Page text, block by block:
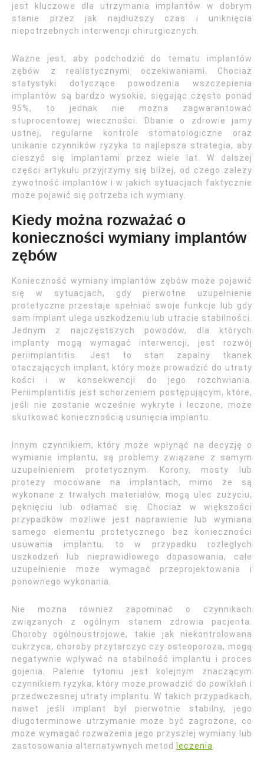
jest kluczowe dla utrzymania implantów w dobrym
stanie przez jak najdłuższy czas i uniknięcia
niepotrzebnych interwencji chirurgicznych.
Ważne jest, aby podchodzić do tematu implantów
zębów z realistycznymi oczekiwaniami. Chociaż
statystyki dotyczące powodzenia wszczepienia
implantów są bardzo wysokie, sięgając często ponad
95%, to jednak nie można zagwarantować
stuprocentowej wieczności. Dbanie o zdrowie jamy
ustnej, regularne kontrole stomatologiczne oraz
unikanie czynników ryzyka to najlepsza strategia, aby
cieszyć się implantami przez wiele lat. W dalszej
części artykułu przyjrzymy się bliżej, od czego zależy
żywotność implantów i w jakich sytuacjach faktycznie
może pojawić się potrzeba ich wymiany.
Kiedy można rozważać o
konieczności wymiany implantów
zębów
Konieczność wymiany implantów zębów może pojawić
się w sytuacjach, gdy pierwotne uzupełnienie
protetyczne przestaje spełniać swoje funkcje lub gdy
sam implant ulega uszkodzeniu lub utracie stabilności.
Jednym z najczęstszych powodów, dla których
implanty mogą wymagać interwencji, jest rozwój
periimplantitis. Jest to stan zapalny tkanek
otaczających implant, który może prowadzić do utraty
kości i w konsekwencji do jego rozchwiania.
Periimplantitis jest schorzeniem postępującym, które,
jeśli nie zostanie wcześnie wykryte i leczone, może
skutkować koniecznością usunięcia implantu.
Innym czynnikiem, który może wpłynąć na decyzję o
wymianie implantu, są problemy związane z samym
uzupełnieniem protetycznym. Korony, mosty lub
protezy mocowane na implantach, mimo że są
wykonane z trwałych materiałów, mogą ulec zużyciu,
pęknięciu lub odłamać się. Chociaż w większości
przypadków możliwe jest naprawienie lub wymiana
samego elementu protetycznego bez konieczności
usuwania implantu, to w przypadku rozległych
uszkodzeń lub nieprawidłowego dopasowania, całe
uzupełnienie może wymagać przeprojektowania i
ponownego wykonania.
Nie można również zapominać o czynnikach
związanych z ogólnym stanem zdrowia pacjenta.
Choroby ogólnoustrojowe, takie jak niekontrolowana
cukrzyca, choroby przytarczyc czy osteoporoza, mogą
negatywnie wpływać na stabilność implantu i proces
gojenia. Palenie tytoniu jest kolejnym znaczącym
czynnikiem ryzyka, który może prowadzić do powikłań i
przedwczesnej utraty implantu. W takich przypadkach,
nawet jeśli implant był pierwotnie stabilny, jego
długoterminowe utrzymanie może być zagrożone, co
może wymagać rozważenia jego przyszłej wymiany lub
zastosowania alternatywnych metod
leczenia